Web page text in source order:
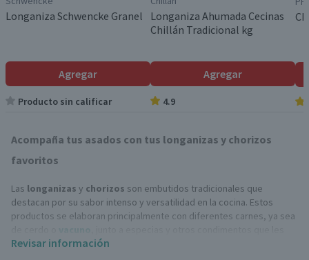
Longaniza Schwencke Granel
Agregar
Producto sin calificar
Longaniza Ahumada Cecinas
Chillán Tradicional kg
Agregar
4.9
Acompaña tus asados con tus longanizas y chorizos
favoritos
Las longanizas y chorizos son embutidos tradicionales que
destacan por su sabor intenso y versatilidad en la cocina. Estos
productos se elaboran principalmente con diferentes carnes, ya sea
dan sus característicos sabores y aromas.
Revisar información